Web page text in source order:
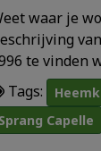
waar je
te vinden
Tags:
Sprang Capelle